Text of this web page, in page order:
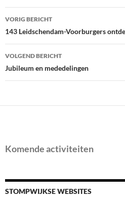
Bericht
navigatie
VORIG BERICHT
143 Leidschendam-Voorburgers
VOLGEND BERICHT
Jubileum en mededelingen
Komende activiteiten
STOMPWIJKSE WEBSITES